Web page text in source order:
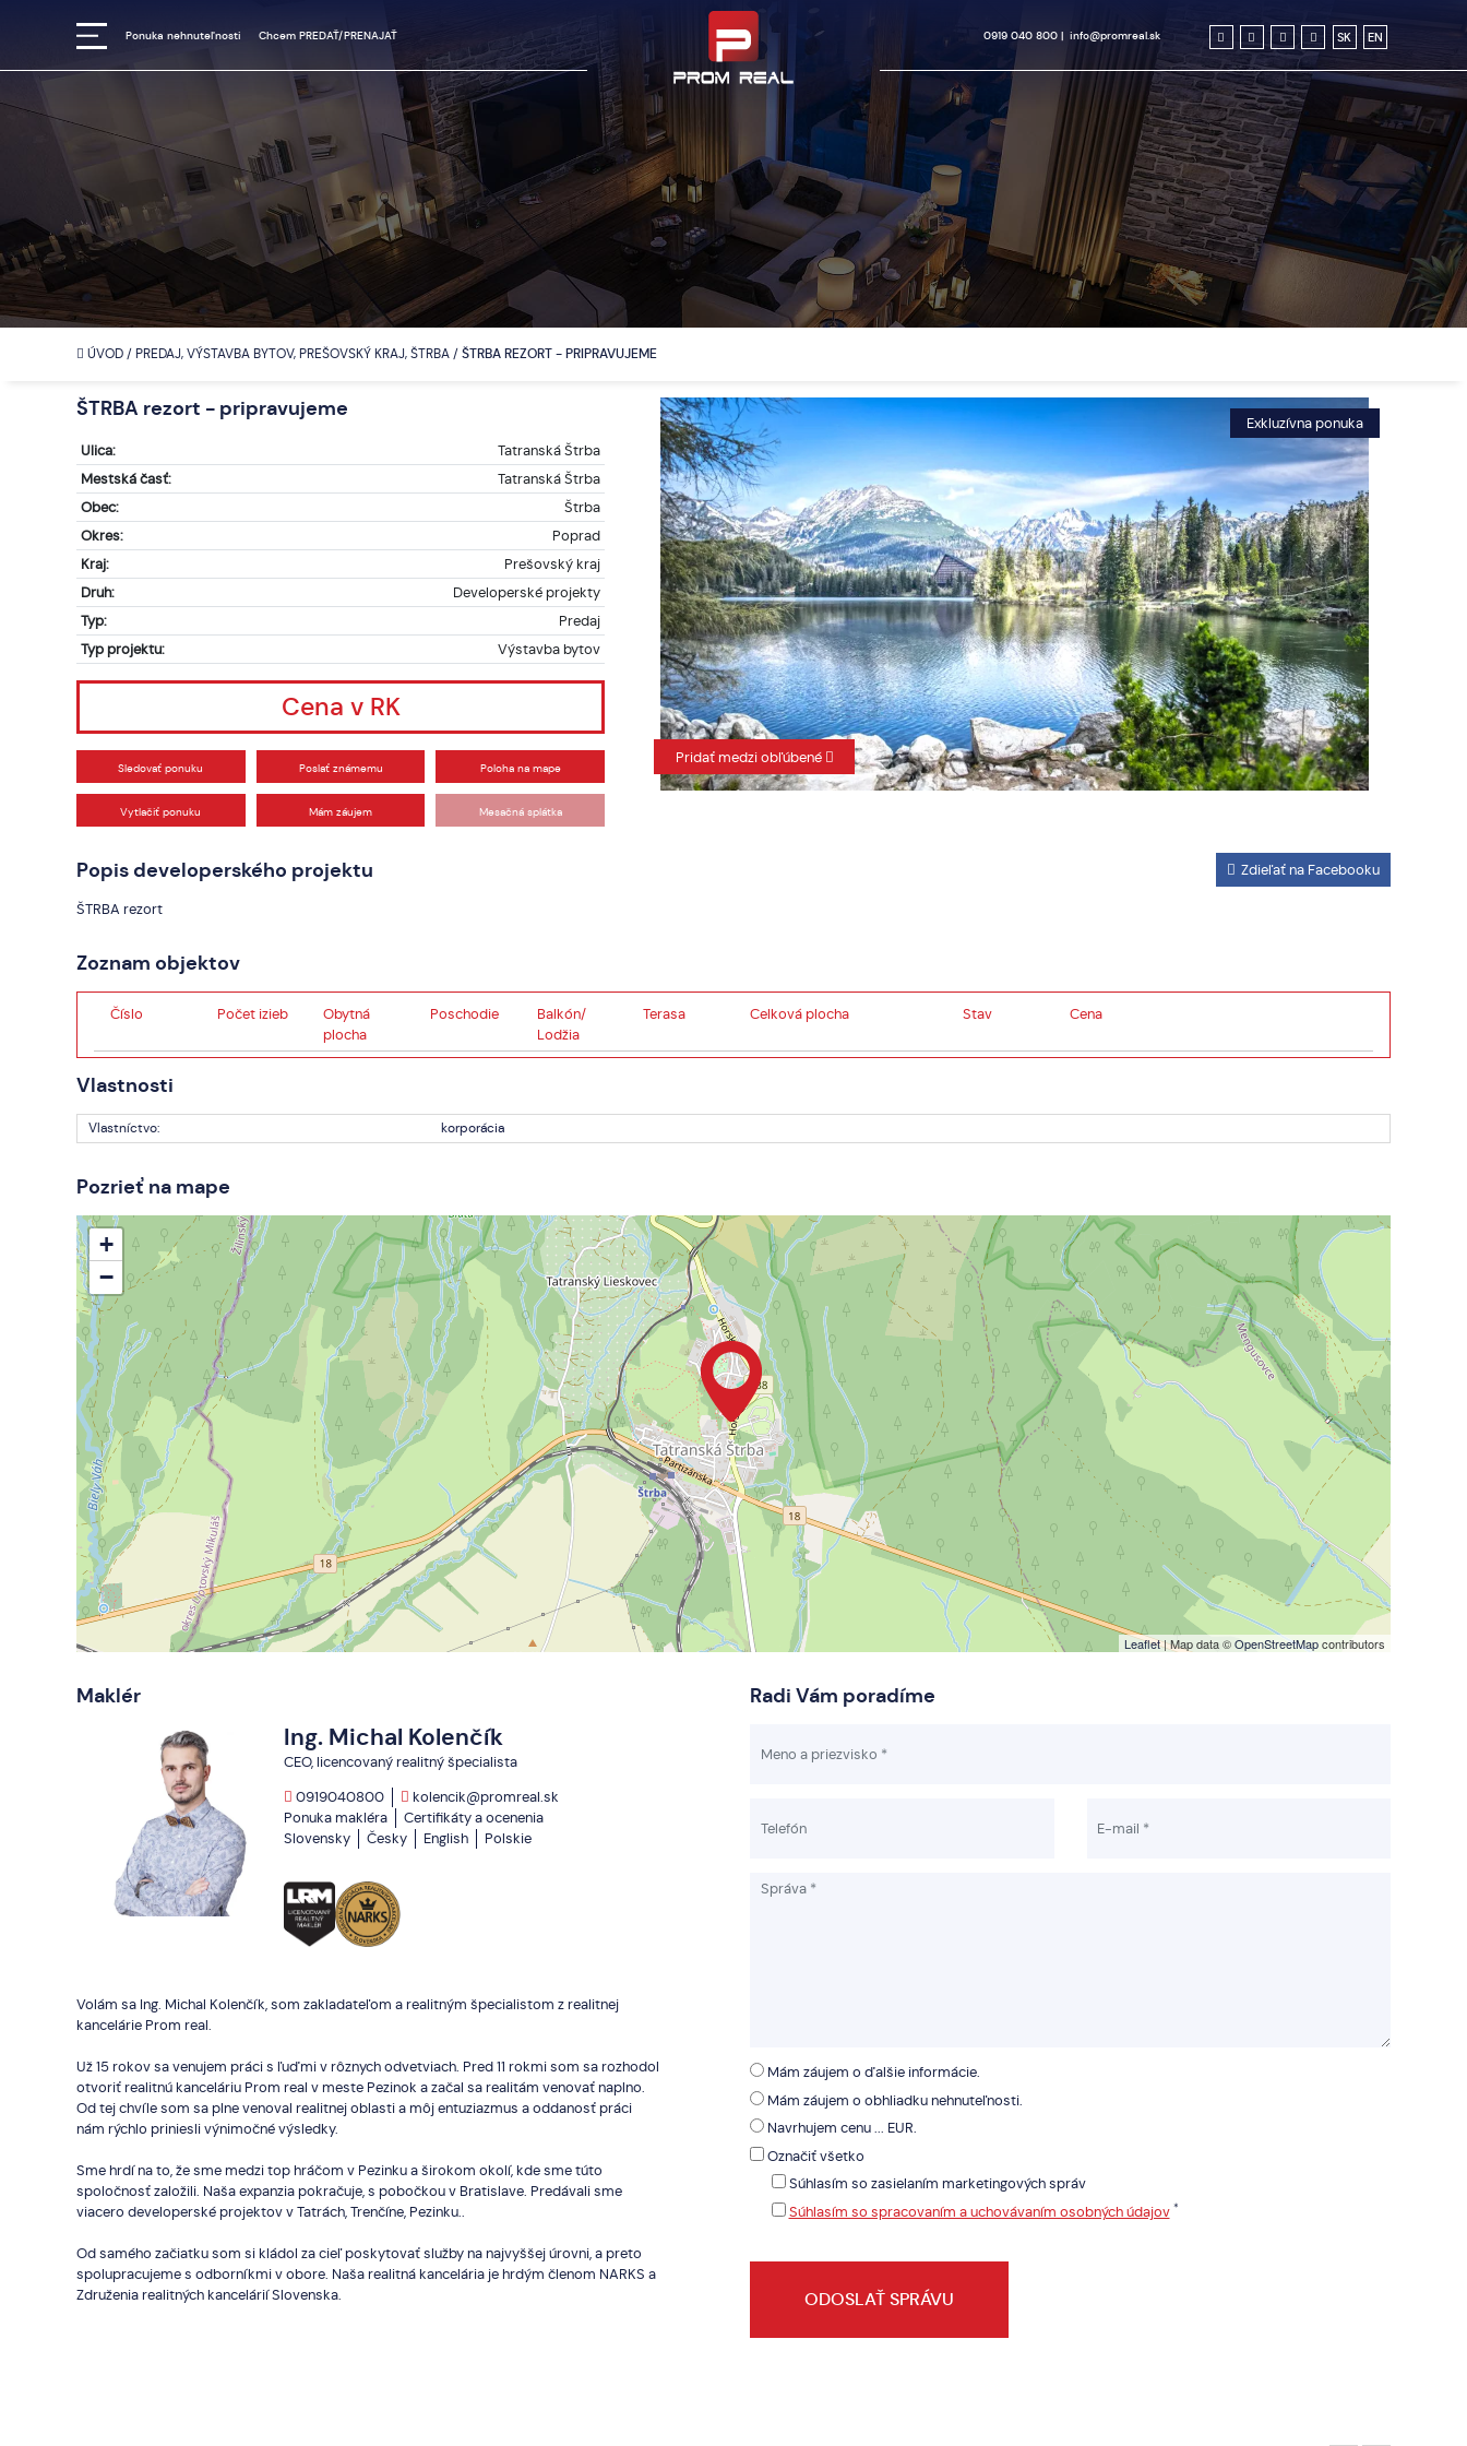
Ponuka nehnuteľnosti Chcem PREDAŤ/PRENAJAŤ 0919 040 800| info@promreal.sk SK EN
ÚVOD/PREDAJ, VÝSTAVBA BYTOV, PREŠOVSKÝ KRAJ, ŠTRBA/ŠTRBA REZORT - PRIPRAVUJEME
ŠTRBA rezort - pripravujeme
Ulica:
Tatranská Štrba
Mestská časť:
Tatranská Štrba
Obec:
Štrba
Okres:
Poprad
Kraj:
Prešovský kraj
Druh:
Developerské projekty
Typ:
Predaj
Typ projektu:
Výstavba bytov
Cena v RK
Sledovať ponuku Poslať známemu Poloha na mape
Vytlačiť ponuku Mám záujem Mesačná splátka
Exkluzívna ponuka
Pridať medzi obľúbené
Popis developerského projektu Zdieľať na Facebooku
ŠTRBA rezort
Zoznam objektov
Číslo Počet izieb
Obytná
plocha
Poschodie
Balkón/
Lodžia
Terasa Celková plocha Stav Cena
Vlastnosti
Vlastníctvo: korporácia
Pozrieť na mape
+
−
Leaflet| Map data ©OpenStreetMapcontributors
Maklér
Ing. Michal Kolenčík
CEO, licencovaný realitný špecialista
0919040800
kolencik@promreal.sk
Ponuka makléra
Certifikáty a ocenenia
Slovensky
Česky English Polskie
Volám sa Ing. Michal Kolenčík, som zakladateľom a realitným špecialistom z realitnej
kancelárie Prom real.
Už 15 rokov sa venujem práci s ľuďmi v rôznych odvetviach. Pred 11 rokmi som sa rozhodol
otvoriť realitnú kanceláriu Prom real v meste Pezinok a začal sa realitám venovať naplno.
Od tej chvíle som sa plne venoval realitnej oblasti a môj entuziazmus a oddanosť práci
nám rýchlo priniesli výnimočné výsledky.
Sme hrdí na to, že sme medzi top hráčom v Pezinku a širokom okolí, kde sme túto
spoločnosť založili. Naša expanzia pokračuje, s pobočkou v Bratislave. Predávali sme
viacero developerské projektov v Tatrách, Trenčíne, Pezinku..
Od samého začiatku som si kládol za cieľ poskytovať služby na najvyššej úrovni, a preto
spolupracujeme s odborníkmi v obore. Naša realitná kancelária je hrdým členom NARKS a
Združenia realitných kancelárií Slovenska.
Radi Vám poradíme
Mám záujem o ďalšie informácie.
Mám záujem o obhliadku nehnuteľnosti.
Navrhujem cenu ... EUR.
Označiť všetko
Súhlasím so zasielaním marketingových správ
Súhlasím so spracovaním a uchovávaním osobných údajov *